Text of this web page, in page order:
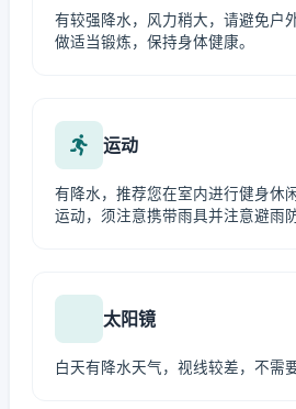
有较强降水，风力稍大，请避免户
做适当锻炼，保持身体健康。
运动
有降水，推荐您在室内进行健身休
运动，须注意携带雨具并注意避雨防
太阳镜
白天有降水天气，视线较差，不需